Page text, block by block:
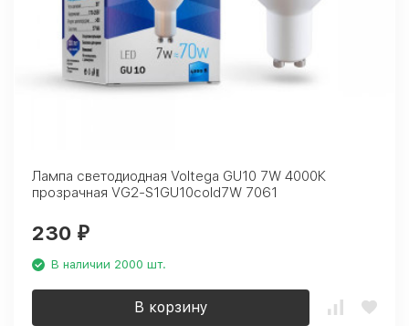
Лампа светодиодная Voltega GU10 7W 4000К
прозрачная VG2-S1GU10cold7W 7061
230 ₽
В наличии 2000 шт.
В корзину